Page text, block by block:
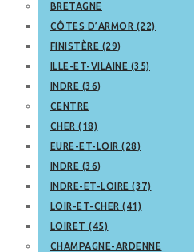
BRETAGNE
CÔTES D’ARMOR (22)
FINISTÈRE (29)
ILLE-ET-VILAINE (35)
INDRE (36)
CENTRE
CHER (18)
EURE-ET-LOIR (28)
INDRE (36)
INDRE-ET-LOIRE (37)
LOIR-ET-CHER (41)
LOIRET (45)
CHAMPAGNE-ARDENNE